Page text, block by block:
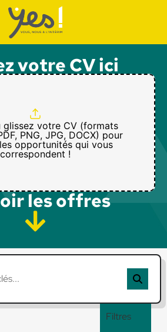
votre CV ici
glissez votre CV (formats
PNG, JPG, DOCX) pour
opportunités qui vous
correspondent !
les offres​
Filtres